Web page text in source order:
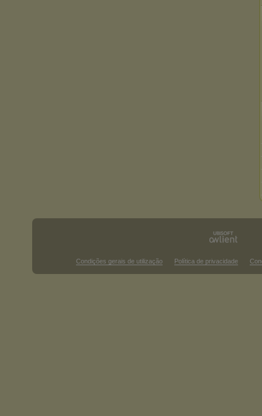
Condições gerais de utilização Política de privacidade